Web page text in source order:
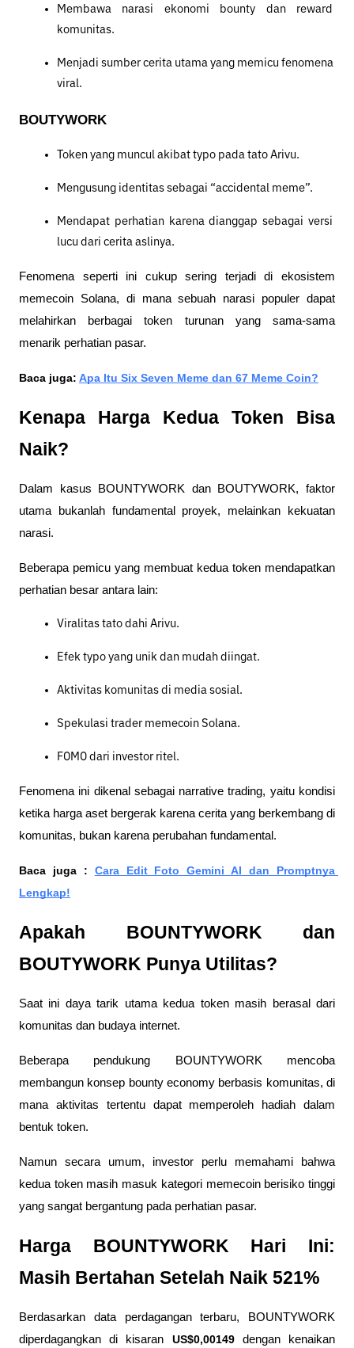
Membawa narasi ekonomi bounty dan reward
komunitas.
Menjadi sumber cerita utama yang memicu fenomena
viral.
BOUTYWORK
Token yang muncul akibat typo pada tato Arivu.
Mengusung identitas sebagai “accidental meme”.
Mendapat perhatian karena dianggap sebagai versi
lucu dari cerita aslinya.
Fenomena seperti ini cukup sering terjadi di ekosistem
memecoin Solana, di mana sebuah narasi populer dapat
melahirkan berbagai token turunan yang sama-sama
menarik perhatian pasar.
Baca juga: Apa Itu Six Seven Meme dan 67 Meme Coin?
Kenapa Harga Kedua Token Bisa
Naik?
Dalam kasus BOUNTYWORK dan BOUTYWORK, faktor
utama bukanlah fundamental proyek, melainkan kekuatan
narasi.
Beberapa pemicu yang membuat kedua token mendapatkan
perhatian besar antara lain:
Viralitas tato dahi Arivu.
Efek typo yang unik dan mudah diingat.
Aktivitas komunitas di media sosial.
Spekulasi trader memecoin Solana.
FOMO dari investor ritel.
Fenomena ini dikenal sebagai narrative trading, yaitu kondisi
ketika harga aset bergerak karena cerita yang berkembang di
komunitas, bukan karena perubahan fundamental.
Baca juga : Cara Edit Foto Gemini AI dan Promptnya
Lengkap!
Apakah BOUNTYWORK dan
BOUTYWORK Punya Utilitas?
Saat ini daya tarik utama kedua token masih berasal dari
komunitas dan budaya internet.
Beberapa pendukung BOUNTYWORK mencoba
membangun konsep bounty economy berbasis komunitas, di
mana aktivitas tertentu dapat memperoleh hadiah dalam
bentuk token.
Namun secara umum, investor perlu memahami bahwa
kedua token masih masuk kategori memecoin berisiko tinggi
yang sangat bergantung pada perhatian pasar.
Harga BOUNTYWORK Hari Ini:
Masih Bertahan Setelah Naik 521%
Berdasarkan data perdagangan terbaru, BOUNTYWORK
diperdagangkan di kisaran US$0,00149 dengan kenaikan